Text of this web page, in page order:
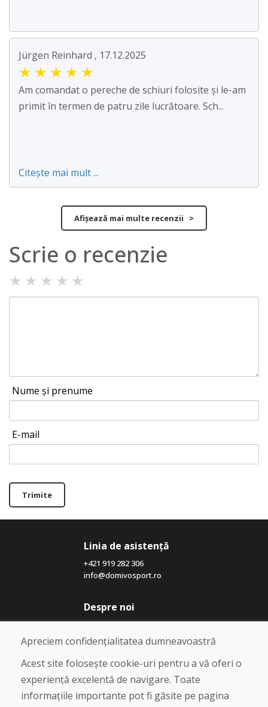
Jürgen Reinhard , 17.12.2025
★ ★ ★ ★ ★
Am comandat o pereche de schiuri folosite și le-am
primit în termen de patru zile lucrătoare. Sch...
Citește mai mult ...
Afișează mai multe recenzii >
Scrie o recenzie
★ ★ ★ ★ ★
Nume și prenume
E-mail
Trimite
Linia de asistență
+421 919 282 306
info@domivosport.ro
Despre noi
Blog
Despre noi
Magazin
Contact
Cumpărare
Apreciem confidențialitatea dumneavoastră
Acest site folosește cookie-uri pentru a vă oferi o
experiență excelentă de navigare. Toate
informațiile importante pot fi găsite pe pagina